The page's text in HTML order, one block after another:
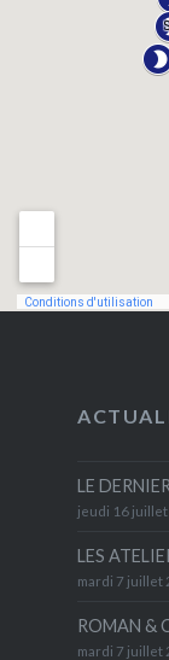
LE
jeudi 16
LES
mardi 7 juillet
ROMAN &
mardi 7 juillet